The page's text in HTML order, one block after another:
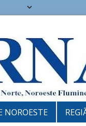
NOROESTE